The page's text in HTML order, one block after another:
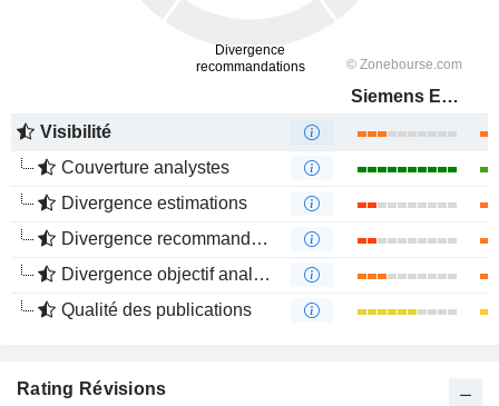
Siemens Energy AG
Visibilité
Couverture analystes
Divergence estimations
Divergence recommandations analystes
Divergence objectif analystes
Qualité des publications
Rating Révisions